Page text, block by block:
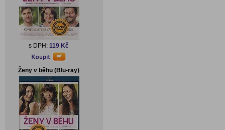
s DPH:119 Kč
Ženy v běhu (Blu-ray)